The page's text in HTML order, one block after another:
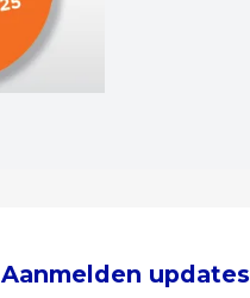
Aanmelden updates